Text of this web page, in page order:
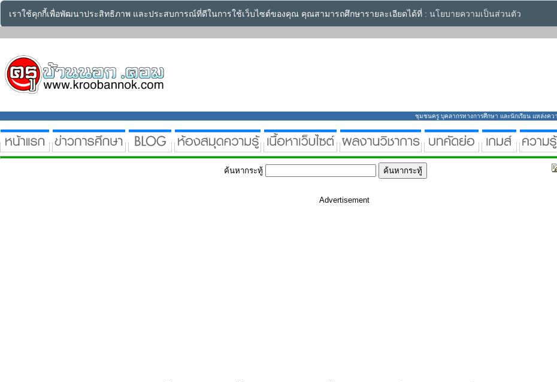
เราใช้คุกกี้เพื่อพัฒนาประสิทธิภาพ และประสบการณ์ที่ดีในการใช้เว็บไซต์ของคุณ คุณสามารถศึกษารายละเอียดได้ที่ : นโยบายความเป็นส่วนตัว
ชุมชนครู บุคลากรทางการศึกษา และนักเรียน แหล่งค
ค้นหากระทู้
Advertisement